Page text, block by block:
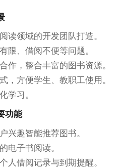
读领域的开发团队打造。
限、借阅不便等问题。
作，整合丰富的图书资源。
，方便学生、教职工使用。
学习。
功能
兴趣智能推荐图书。
电子书阅读。
人借阅记录与到期提醒。